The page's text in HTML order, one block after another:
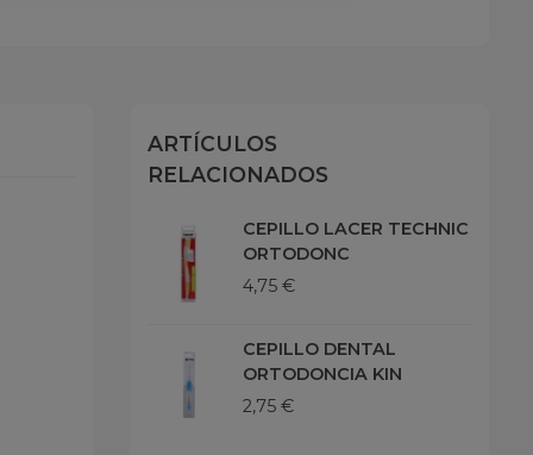
ARTÍCULOS
RELACIONADOS
CEPILLO LACER TECHNIC
ORTODONC
4,75 €
CEPILLO DENTAL
ORTODONCIA KIN
2,75 €